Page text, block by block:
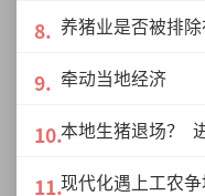
亦表明，不再
式现代化养猪区
18年过去了，
养猪业是否被排除
牵动当地经济
本地生猪退场？
现代化遇上工农